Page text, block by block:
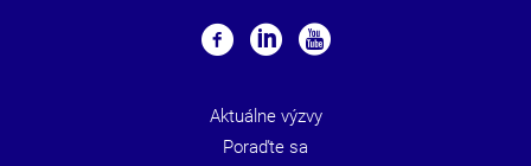
Aktuálne výzvy
Poraďte sa